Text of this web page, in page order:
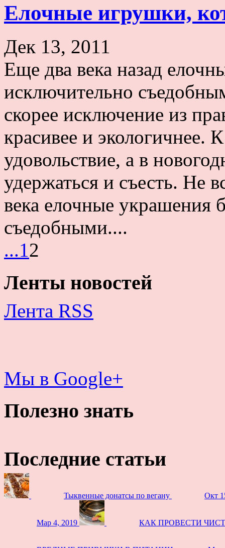
Елочные игрушки,
Дек 13, 2011
Еще два века назад
исключительно
скорее исключение из
красивее и
удовольствие, а в
удержаться и съесть. Не
века елочные украшения
съедобными....
...12
Ленты новостей
Лента RSS
Мы в Google+
Полезно знать
Последние статьи
Тыквенные донатсы по вегану Окт
Мар 4, 2019 КАК ПРОВЕСТИ